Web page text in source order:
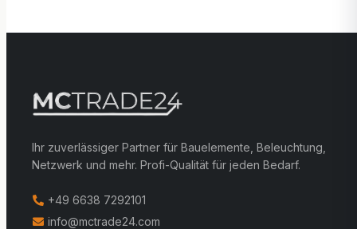
Ihr zuverlässiger Partner für Bauelemente, Beleuchtung,
Netzwerk und mehr. Profi-Qualität für jeden Bedarf.
+49 6638 7292101
info@mctrade24.com